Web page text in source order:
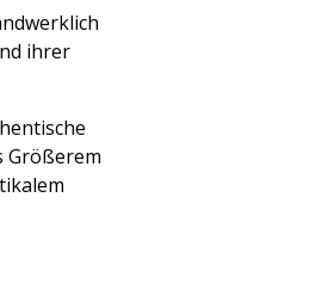
ihrer
Größerem